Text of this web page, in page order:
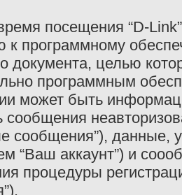
посещения “D-
к программному
документа, целью
программным
может быть
сообщения
сообщения”), данные,
“Ваш аккаунт”) и
процедуры